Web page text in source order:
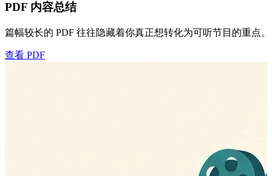
PDF 内容总结
篇幅较长的 PDF 往往隐藏着你真正想转化为可听节目的重点
查看 PDF